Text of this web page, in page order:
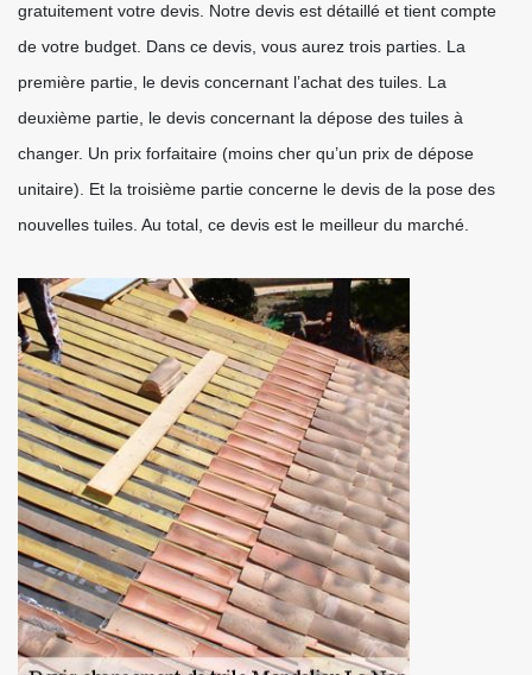
gratuitement votre devis. Notre devis est détaillé et tient compte
de votre budget. Dans ce devis, vous aurez trois parties. La
première partie, le devis concernant l’achat des tuiles. La
deuxième partie, le devis concernant la dépose des tuiles à
changer. Un prix forfaitaire (moins cher qu’un prix de dépose
unitaire). Et la troisième partie concerne le devis de la pose des
nouvelles tuiles. Au total, ce devis est le meilleur du marché.